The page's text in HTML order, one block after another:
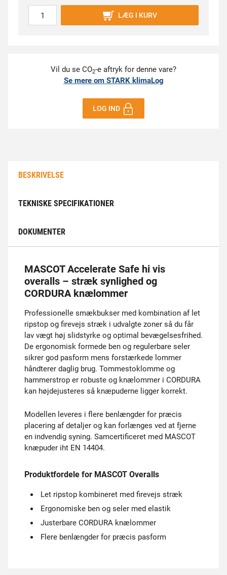
LÆG I KURV
Vil du se CO2-e aftryk for denne vare?
Se mere om STARK klimaLog
LOG IND
BESKRIVELSE
TEKNISKE SPECIFIKATIONER
DOKUMENTER
MASCOT Accelerate Safe hi vis
overalls – stræk synlighed og
CORDURA knælommer
Professionelle smækbukser med kombination af let
ripstop og firevejs stræk i udvalgte zoner så du får
lav vægt høj slidstyrke og optimal bevægelsesfrihed.
De ergonomisk formede ben og regulerbare seler
sikrer god pasform mens forstærkede lommer
håndterer daglig brug. Tommestoklomme og
hammerstrop er robuste og knælommer i CORDURA
kan højdejusteres så knæpuderne ligger korrekt.
Modellen leveres i flere benlængder for præcis
placering af detaljer og kan forlænges ved at fjerne
en indvendig syning. Samcertificeret med MASCOT
knæpuder iht EN 14404.
Produktfordele for MASCOT Overalls
Let ripstop kombineret med firevejs stræk
Ergonomiske ben og seler med elastik
Justerbare CORDURA knælommer
Flere benlængder for præcis pasform